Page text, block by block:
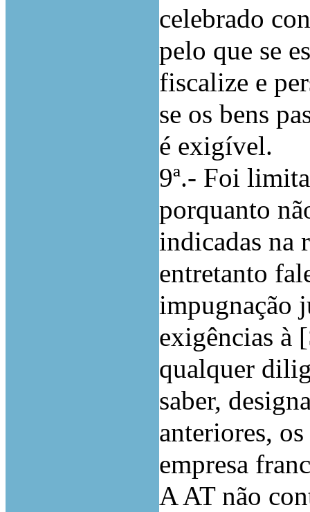
celebrado
pelo que se
fiscalize e
se os bens
é exigível.
9ª.- Foi
porquanto
indicadas na
entretanto
impugnação
exigências à
qualquer
saber,
anteriores,
empresa
A AT não